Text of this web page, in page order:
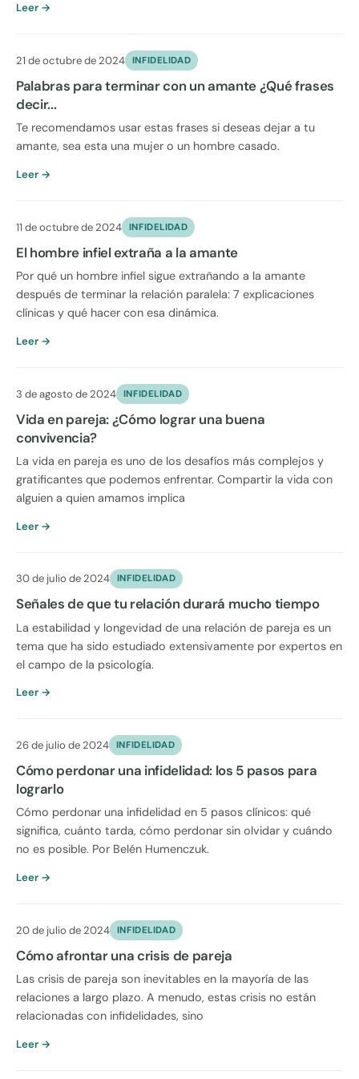
Leer →
21 de octubre de 2024 INFIDELIDAD
Palabras para terminar con un amante ¿Qué frases
decir...
Te recomendamos usar estas frases si deseas dejar a tu
amante, sea esta una mujer o un hombre casado.
Leer →
11 de octubre de 2024 INFIDELIDAD
El hombre infiel extraña a la amante
Por qué un hombre infiel sigue extrañando a la amante
después de terminar la relación paralela: 7 explicaciones
clínicas y qué hacer con esa dinámica.
Leer →
3 de agosto de 2024 INFIDELIDAD
Vida en pareja: ¿Cómo lograr una buena
convivencia?
La vida en pareja es uno de los desafíos más complejos y
gratificantes que podemos enfrentar. Compartir la vida con
alguien a quien amamos implica
Leer →
30 de julio de 2024 INFIDELIDAD
Señales de que tu relación durará mucho tiempo
La estabilidad y longevidad de una relación de pareja es un
tema que ha sido estudiado extensivamente por expertos en
el campo de la psicología.
Leer →
26 de julio de 2024 INFIDELIDAD
Cómo perdonar una infidelidad: los 5 pasos para
lograrlo
Cómo perdonar una infidelidad en 5 pasos clínicos: qué
significa, cuánto tarda, cómo perdonar sin olvidar y cuándo
no es posible. Por Belén Humenczuk.
Leer →
20 de julio de 2024 INFIDELIDAD
Cómo afrontar una crisis de pareja
Las crisis de pareja son inevitables en la mayoría de las
relaciones a largo plazo. A menudo, estas crisis no están
relacionadas con infidelidades, sino
Leer →